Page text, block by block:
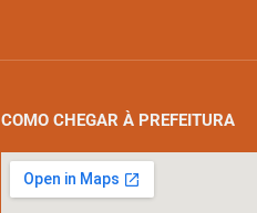
COMO CHEGAR À PREFEITURA